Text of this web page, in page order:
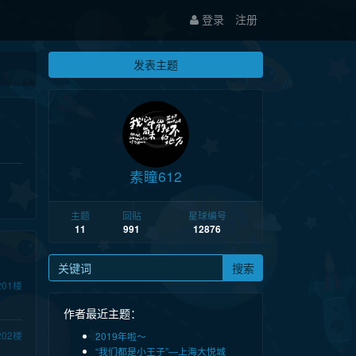
登录 注册
楼
楼
发表主题
素瞳612
主题
11
回贴
991
星球编号
12876
搜索
作者最近主题：
2019年啦～
“我们都是小王子”—上海大悦城